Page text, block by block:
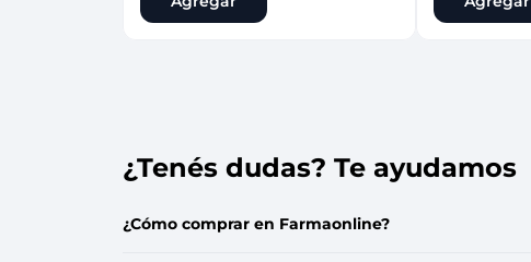
¿Tenés dudas? Te ayudamos
¿Cómo comprar en Farmaonline?